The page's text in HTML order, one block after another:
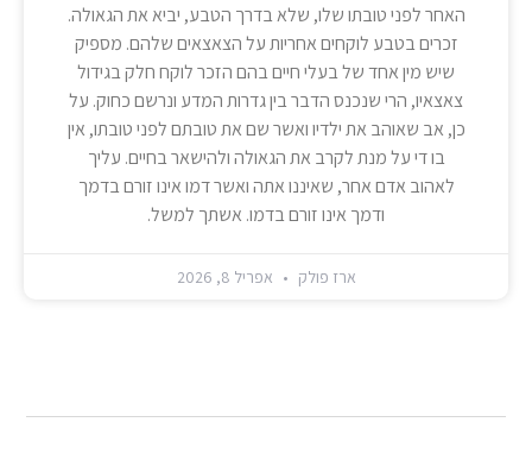
האחר לפני טובתו שלו, שלא בדרך הטבע, יביא את הגאולה.
זכרים בטבע לוקחים אחריות על הצאצאים שלהם. מספיק
שיש מין אחד של בעלי חיים בהם הזכר לוקח חלק בגידול
צאצאיו, הרי שנכנס הדבר בין גדרות המדע ונרשם כחוק. על
כן, אב שאוהב את ילדיו ואשר שם את טובתם לפני טובתו, אין
בו די על מנת לקרב את הגאולה ולהישאר בחיים. עליך
לאהוב אדם אחר, שאיננו אתה ואשר דמו אינו זורם בדמך
ודמך אינו זורם בדמו. אשתך למשל.
ארז פולק אפריל 8, 2026